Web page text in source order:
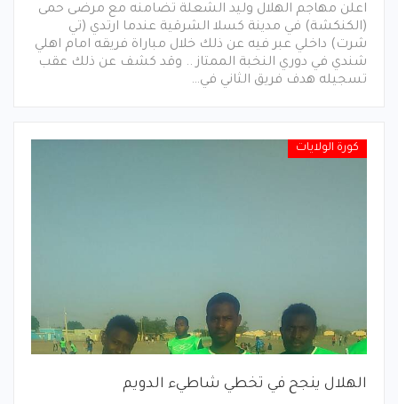
اعلن مهاجم الهلال وليد الشعلة تضامنه مع مرضى حمى
(الكنكشة) في مدينة كسلا الشرقية عندما ارتدي (تي
شرت) داخلي عبر فيه عن ذلك خلال مباراة فريقه امام اهلي
شندي في دوري النخبة الممتاز .. وقد كشف عن ذلك عقب
تسجيله هدف فريق الثاني في…
كورة الولايات
الهلال ينجح في تخطي شاطيء الدويم